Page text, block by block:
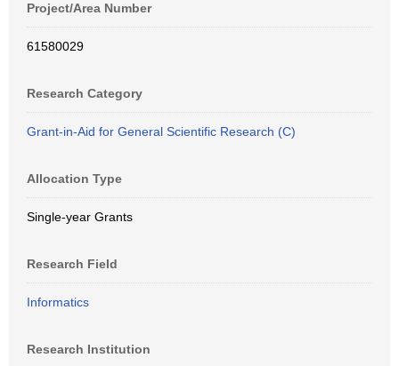
Project/Area Number
61580029
Research Category
Grant-in-Aid for General Scientific Research (C)
Allocation Type
Single-year Grants
Research Field
Informatics
Research Institution